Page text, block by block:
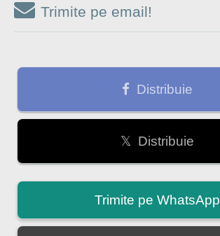
Trimite pe email!
Distribuie
𝕏 Distribuie
Trimite pe WhatsApp